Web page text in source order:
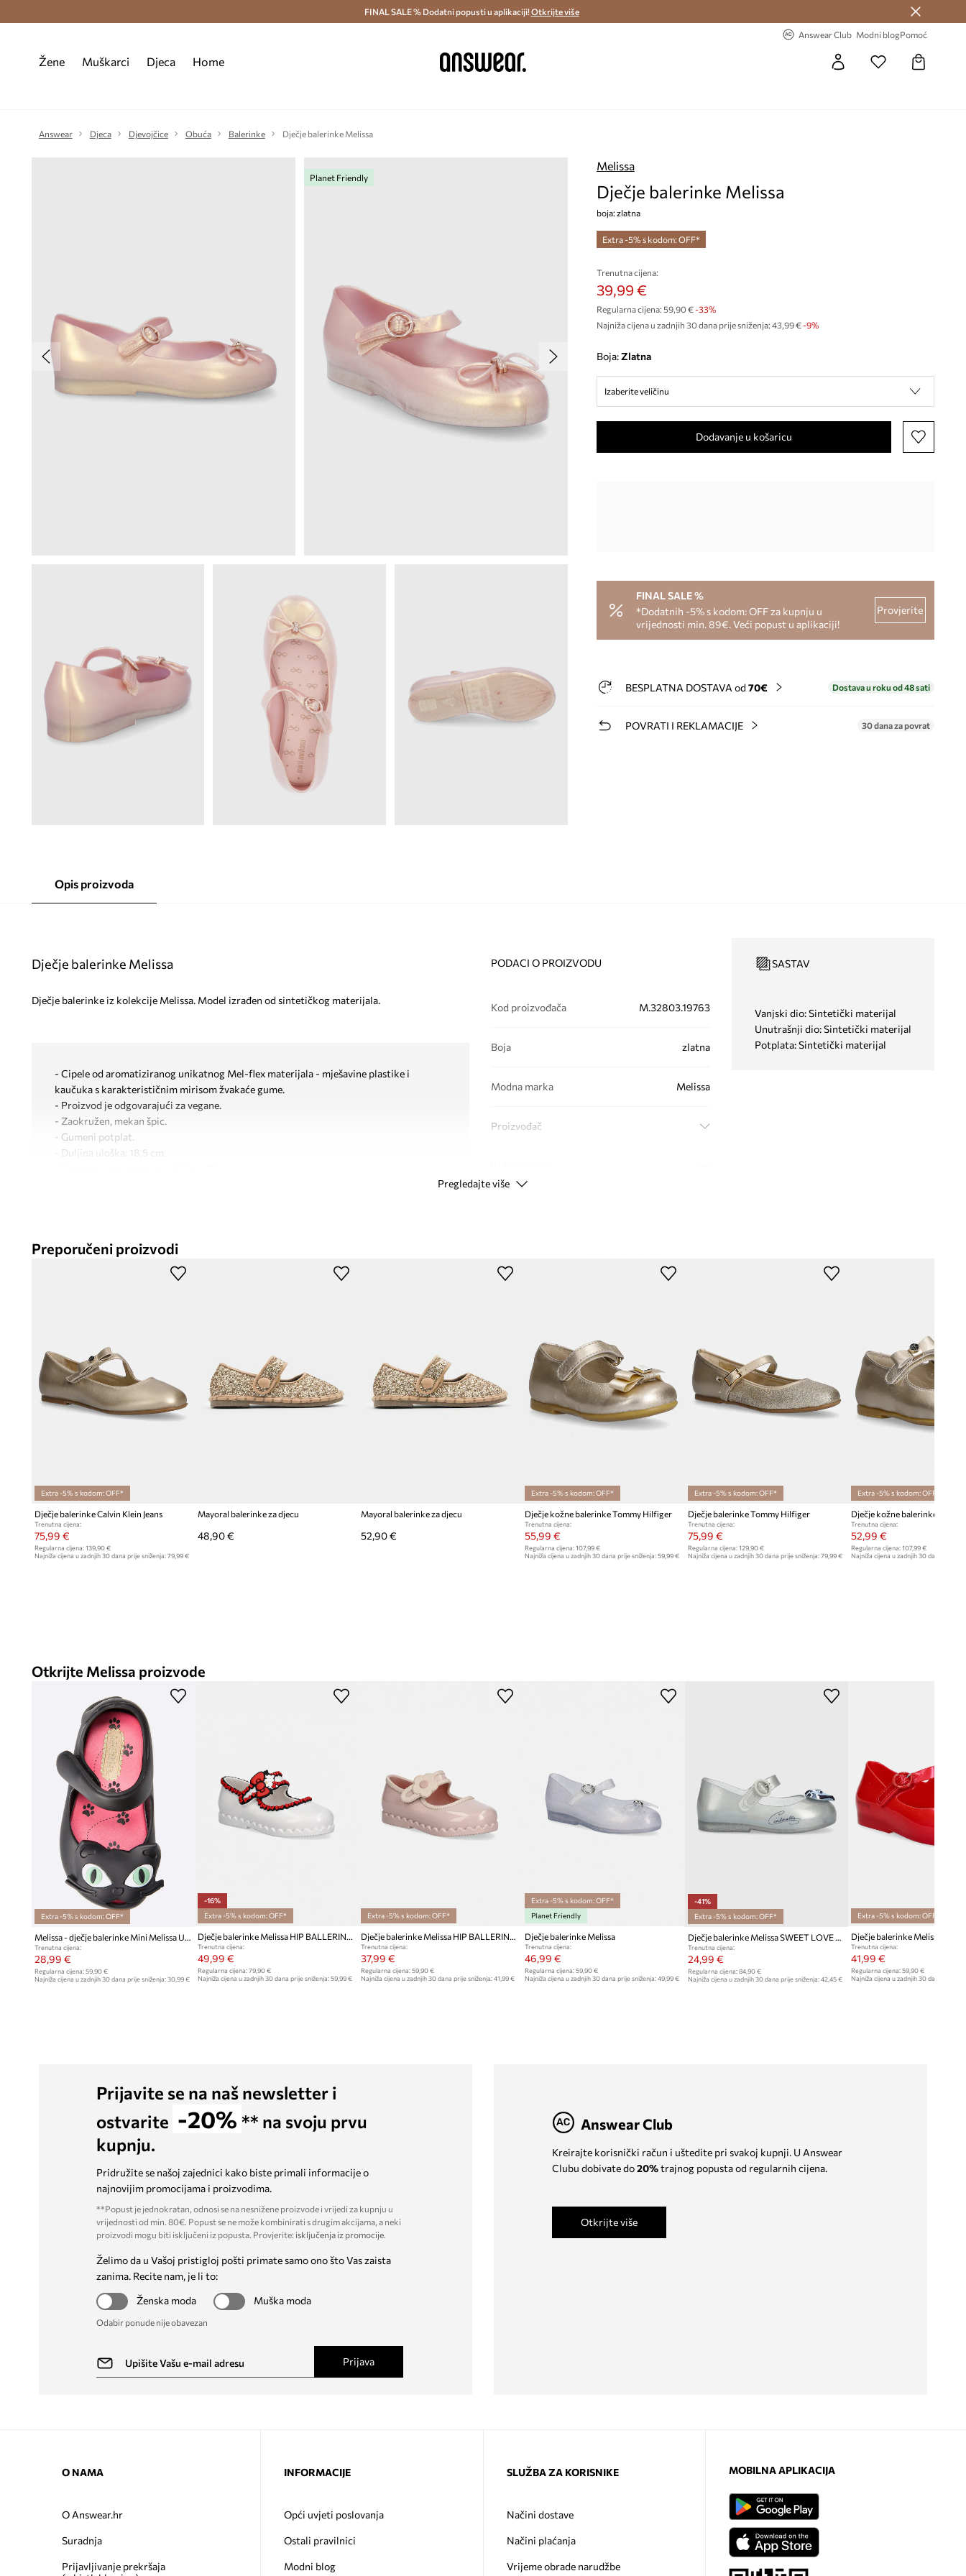
Besplatna dostava i povrat (od 70€) > Dostava u roku 48 sati >
FINAL SALE % Dodatni popusti u aplikaciji!Otkrijte više
Answear Club Modni blogPomoć
Žene Muškarci Djeca Home
Answear Djeca Djevojčice Obuća Balerinke Dječje balerinke Melissa
Planet Friendly
Melissa
Dječje balerinke Melissa
boja: zlatna
Extra -5% s kodom: OFF*
Trenutna cijena:
39,99 €
Regularna cijena: 59,90 €-33%
Najniža cijena u zadnjih 30 dana prije sniženja: 43,99 € -9%
Boja: zlatna
Izaberite veličinu
Dodavanje u košaricu
FINAL SALE %
*Dodatnih -5% s kodom: OFF za kupnju u
vrijednosti min. 89€. Veći popust u aplikaciji!
Provjerite
BESPLATNA DOSTAVA od 70€ Dostava u roku od 48 sati
POVRATI I REKLAMACIJE 30 dana za povrat
Opis proizvoda
Dječje balerinke Melissa
Dječje balerinke iz kolekcije Melissa. Model izrađen od sintetičkog materijala.
- Cipele od aromatiziranog unikatnog Mel-flex materijala - mješavine plastike i
kaučuka s karakterističnim mirisom žvakaće gume.
- Proizvod je odgovarajući za vegane.
- Zaokružen, mekan špic.
- Gumeni potplat.
- Duljina uloška: 18,5 cm.
PODACI O PROIZVODU
Kod proizvođača M.32803.19763
Boja zlatna
Modna marka Melissa
Proizvođač
SASTAV
Vanjski dio: Sintetički materijal
Unutrašnji dio: Sintetički materijal
Potplata: Sintetički materijal
Pregledajte više
Preporučeni proizvodi
Extra -5% s kodom: OFF*
Dječje balerinke Calvin Klein Jeans
Trenutna cijena:
75,99 €
Regularna cijena: 139,90 €
Najniža cijena u zadnjih 30 dana prije sniženja: 79,99 €
Mayoral balerinke za djecu
48,90 €
Mayoral balerinke za djecu
52,90 €
Extra -5% s kodom: OFF*
Dječje kožne balerinke Tommy Hilfiger
Trenutna cijena:
55,99 €
Regularna cijena: 107,99 €
Najniža cijena u zadnjih 30 dana prije sniženja: 59,99 €
Extra -5% s kodom: OFF*
Dječje balerinke Tommy Hilfiger
Trenutna cijena:
75,99 €
Regularna cijena:129,90 €
Najniža cijena u zadnjih 30 dana prije sniženja:79,99 €
Extra -5% s kodom: OFF*
Dječje kožne balerinke Calvin
Trenutna cijena:
52,99 €
Regularna cijena: 107,99 €
Najniža cijena u zadnjih 30 dana prije
Otkrijte Melissa proizvode
Extra -5% s kodom: OFF*
Melissa - dječje balerinke Mini Melissa Ultragirl II
Trenutna cijena:
28,99 €
Regularna cijena: 59,90 €
Najniža cijena u zadnjih 30 dana prije sniženja: 30,99 €
-16%
Extra -5% s kodom: OFF*
Trenutna cijena:
49,99 €
Regularna cijena:79,90 €
Najniža cijena u zadnjih 30 dana prije sniženja:59,99 €
Extra -5% s kodom: OFF*
Trenutna cijena:
37,99 €
Regularna cijena: 59,90 €
Najniža cijena u zadnjih 30 dana prije sniženja: 41,99 €
Extra -5% s kodom: OFF*
Planet Friendly
Dječje balerinke Melissa
Trenutna cijena:
46,99 €
Regularna cijena: 59,90 €
Najniža cijena u zadnjih 30 dana prije sniženja: 49,99 €
-41%
Extra -5% s kodom: OFF*
Dječje balerinke Melissa SWEET LOVE DISNEY
Trenutna cijena:
24,99 €
Regularna cijena:84,90 €
Najniža cijena u zadnjih 30 dana prije sniženja:42,45 €
Extra -5% s kodom: OFF*
Trenutna cijena:
41,99 €
Regularna cijena: 59,90 €
Najniža cijena u zadnjih 30 dana prije
Prijavite se na naš newsletter i
ostvarite -20% ** na svoju prvu
kupnju.
Pridružite se našoj zajednici kako biste primali informacije o
najnovijim promocijama i proizvodima.
**Popust je jednokratan, odnosi se na nesnižene proizvode i vrijedi za kupnju u
vrijednosti od min. 80€. Popust se ne može kombinirati s drugim akcijama, a neki
proizvodi mogu biti isključeni iz popusta. Provjerite: isključenja iz promocije.
Želimo da u Vašoj pristigloj pošti primate samo ono što Vas zaista
zanima. Recite nam, je li to:
Ženska moda
Muška moda
Odabir ponude nije obavezan
Prijava
Answear Club
Kreirajte korisnički račun i uštedite pri svakoj kupnji. U Answear
Clubu dobivate do20%trajnog popusta od regularnih cijena.
Otkrijte više
O NAMA
O Answear.hr
Suradnja
Prijavljivanje prekršaja
INFORMACIJE
Opći uvjeti poslovanja
Ostali pravilnici
Modni blog
SLUŽBA ZA KORISNIKE
Načini dostave
Načini plaćanja
Vrijeme obrade narudžbe
MOBILNA APLIKACIJA